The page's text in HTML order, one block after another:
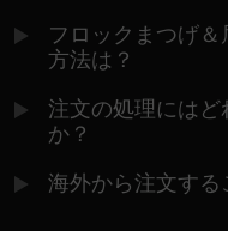
フロックまつげ
方法は？
注文の処理には
か？
海外から注文する